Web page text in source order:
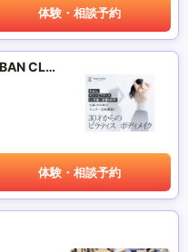
体験・相談予約
アーバンクラシックピラティス(URBAN CLASSIC PILATES)
体験・相談予約